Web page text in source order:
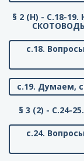
§ 2 (Н) - C.18-
с.18.
с.19. Думаем,
§ 3 (2) - C.24-
с.24.